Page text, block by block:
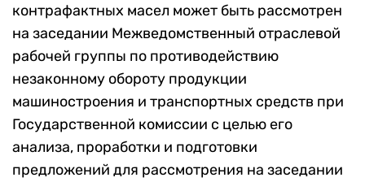
контрафактных масел может быть рассмотрен
на заседании Межведомственный отраслевой
рабочей группы по противодействию
незаконному обороту продукции
машиностроения и транспортных средств при
Государственной комиссии с целью его
анализа, проработки и подготовки
предложений для рассмотрения на заседании